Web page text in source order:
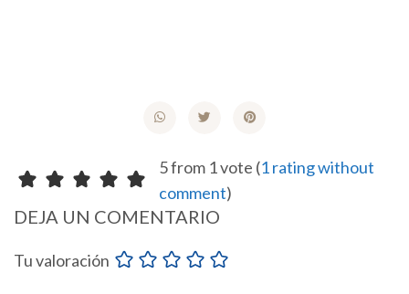
5 from 1 vote (1 rating without
comment)
DEJA UN COMENTARIO
Tu valoración